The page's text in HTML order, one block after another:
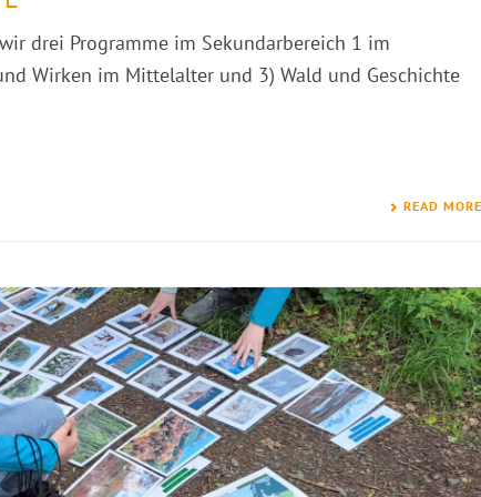
drei Programme im Sekundarbereich 1 im
Wirken im Mittelalter und 3) Wald und Geschichte
READ MORE